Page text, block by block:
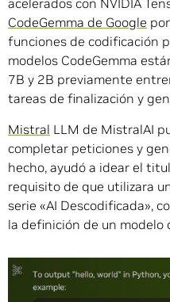
acelerados con NVIDIA
CodeGemma de Google
funciones de codificación
modelos CodeGemma
7B y 2B previamente
tareas de finalización y
Mistral LLM de MistralAI
completar peticiones y
hecho, ayudó a idear el
requisito de que utilizara
serie «AI Descodificada»,
la definición de un modelo